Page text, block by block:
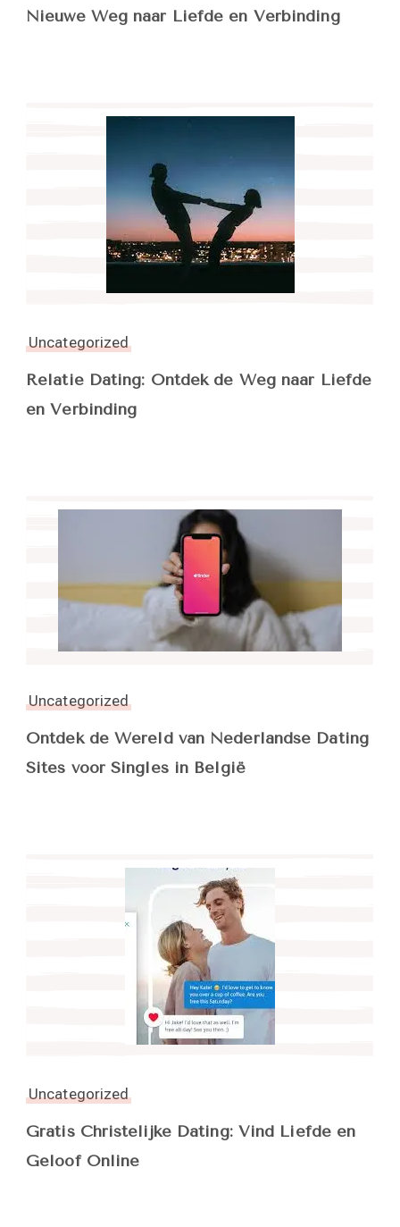
Nieuwe Weg naar Liefde en Verbinding
Uncategorized
Relatie Dating: Ontdek de Weg naar Liefde
en Verbinding
Uncategorized
Ontdek de Wereld van Nederlandse Dating
Sites voor Singles in België
Uncategorized
Gratis Christelijke Dating: Vind Liefde en
Geloof Online